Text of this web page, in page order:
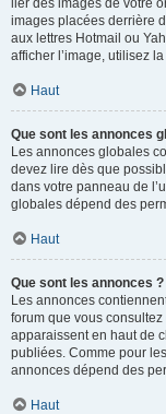
lier des images de votre
images placées derrière
aux lettres Hotmail ou
afficher l’image, utilisez
Haut
Que sont les annonces
Les annonces globales
devez lire dès que
dans votre panneau de
globales dépend des
Haut
Que sont les annonces ?
Les annonces
forum que vous
apparaissent en haut de
publiées. Comme pour
annonces dépend des
Haut